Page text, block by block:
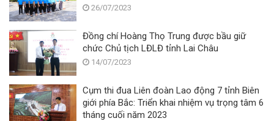
26/07/2023
Đồng chí Hoàng Thọ Trung được bầu giữ
chức Chủ tịch LĐLĐ tỉnh Lai Châu
14/07/2023
Cụm thi đua Liên đoàn Lao động 7 tỉnh Biên
giới phía Bắc: Triển khai nhiệm vụ trọng tâm 6
tháng cuối năm 2023